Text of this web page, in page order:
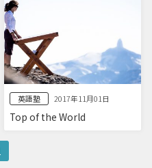
英語塾 2017年11月01日
Top of the World